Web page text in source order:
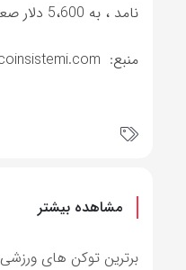
نامد ، به 5،600 دلار صعود می کند ، که بلافاصله پس از آن آغاز می شود.
منبع: en.bitcoinsistemi.com
مشاهده بیشتر
برترین توکن های ورزشی 2026 | معرفی ارزهای مرتبط با جام جهانی در صرافی Toobit